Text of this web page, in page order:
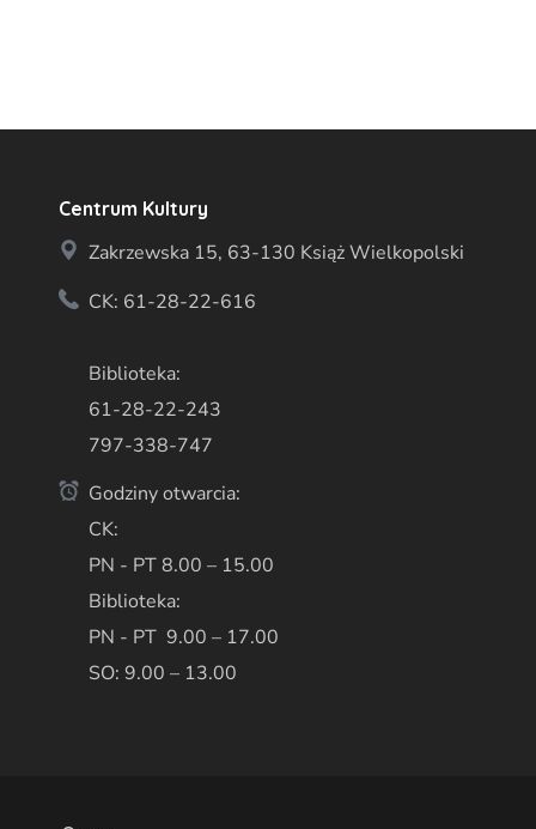
Centrum Kultury
Zakrzewska 15, 63-130 Książ Wielkopolski
CK: 61-28-22-616
Biblioteka:
61-28-22-243
797-338-747
Godziny otwarcia:
CK:
PN - PT 8.00 – 15.00
Biblioteka:
PN - PT 9.00 – 17.00
SO: 9.00 – 13.00